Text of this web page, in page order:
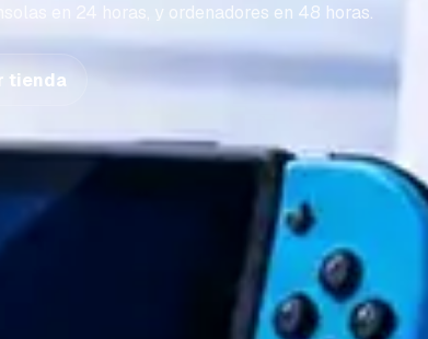
en 24 horas, y ordenadores en 48 horas.
tienda